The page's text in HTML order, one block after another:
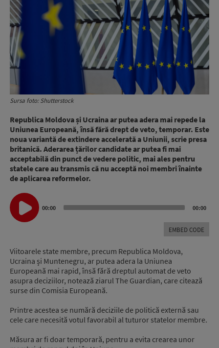
Sursa foto: Shutterstock
Republica Moldova și Ucraina ar putea adera mai repede la
Uniunea Europeană, însă fără drept de veto, temporar. Este
noua variantă de extindere accelerată a Uniunii, scrie presa
britanică. Aderarea țărilor candidate ar putea fi mai
acceptabilă din punct de vedere politic, mai ales pentru
statele care au transmis că nu acceptă noi membri înainte
de aplicarea reformelor.
Audio
Player
00:00 00:00
EMBED CODE
Viitoarele state membre, precum Republica Moldova,
Ucraina și Muntenegru, ar putea adera la Uniunea
Europeană mai rapid, însă fără dreptul automat de veto
asupra deciziilor, notează ziarul The Guardian, care citează
surse din Comisia Europeană.
Printre acestea se numără deciziile de politică externă sau
cele care necesită votul favorabil al tuturor statelor membre.
Măsura ar fi doar temporară, pentru a evita crearea unor